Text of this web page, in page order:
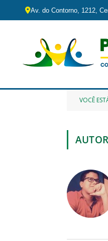
Av. do Contorno, 1212,
VOCÊ